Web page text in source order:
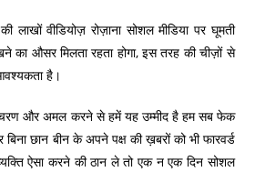
लाखों वीडियोज़ रोज़ाना सोशल मीडिया पर घूमती
का औसर मिलता रहता होगा, इस तरह की चीज़ों से
है।
और अमल करने से हमें यह उम्मीद है हम सब फेक
छान बीन के अपने पक्ष की ख़बरों को भी फारवर्ड
ऐसा करने की ठान ले तो एक न एक दिन सोशल